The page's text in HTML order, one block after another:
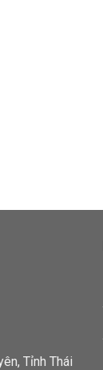
Tỉnh Thái